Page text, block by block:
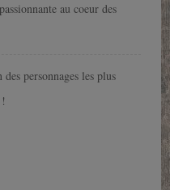
au coeur des
personnages les plus